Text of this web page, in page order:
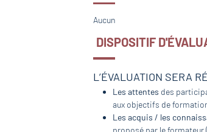
Aucun
DISPOSITIF
L’ÉVALUATION SERA
Les attentes des
aux objectifs de
Les acquis / les
proposé par le